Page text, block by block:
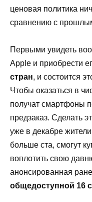
ценовая политика
сравнению с
Первыми увидеть
Apple и приобрести
стран, и состоится
Чтобы оказаться в
получат смартфоны
предзаказ. Сделать
уже в декабре
больше ста, смогут
воплотить свою
анонсированная
общедоступной 16